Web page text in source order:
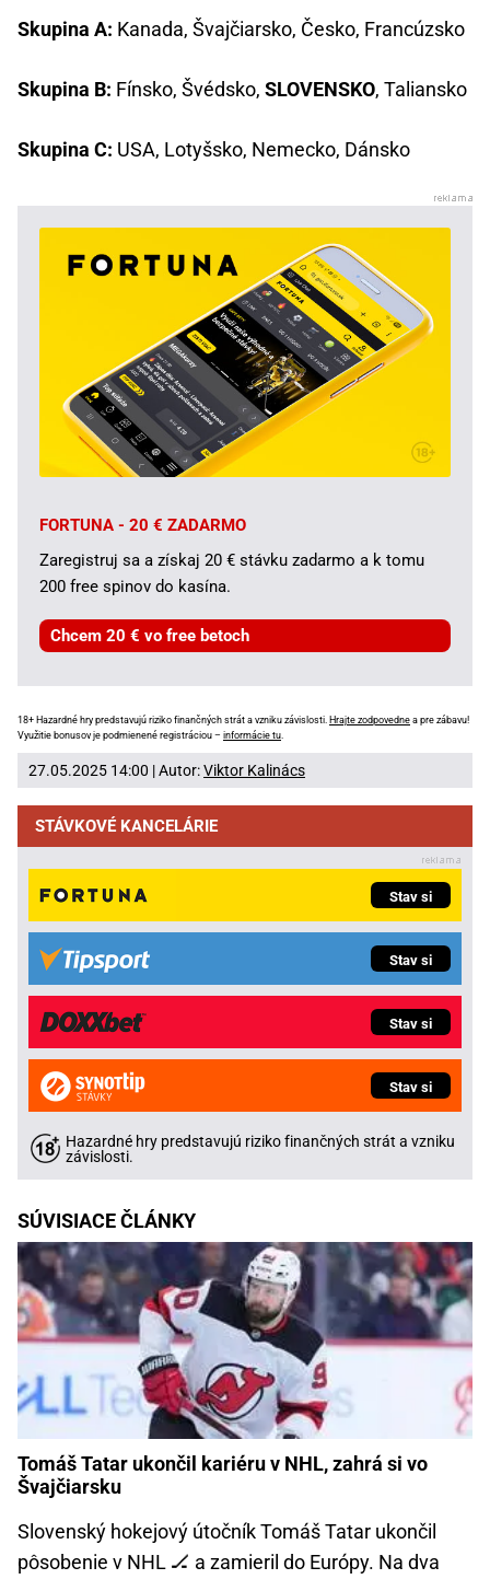
Skupina A: Kanada, Švajčiarsko, Česko, Francúzsko
Skupina B: Fínsko, Švédsko, SLOVENSKO, Taliansko
Skupina C: USA, Lotyšsko, Nemecko, Dánsko
FORTUNA - 20 € ZADARMO
Zaregistruj sa a získaj 20 € stávku zadarmo a k tomu
200 free spinov do kasína.
Chcem 20 € vo free betoch
18+ Hazardné hry predstavujú riziko finančných strát a vzniku závislosti. Hrajte zodpovedne a pre zábavu!
Využitie bonusov je podmienené registráciou – informácie tu
27.05.2025 14:00 | Autor:Viktor Kalinács
STÁVKOVÉ KANCELÁRIE
Stav si
Stav si
Stav si
Stav si
Hazardné hry predstavujú riziko finančných strát a vzniku
závislosti.
SÚVISIACE ČLÁNKY
Tomáš Tatar ukončil kariéru v NHL, zahrá si vo
Švajčiarsku
Slovenský hokejový útočník Tomáš Tatar ukončil
pôsobenie v NHL 🏒 a zamieril do Európy. Na dva